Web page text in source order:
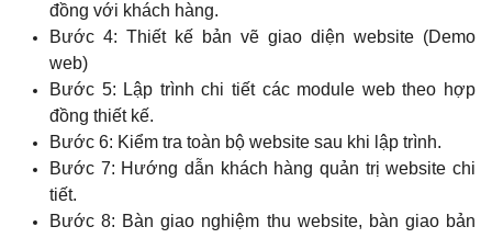
đồng với khách hàng.
Bước 4: Thiết kế bản vẽ giao diện website (Demo
web)
Bước 5: Lập trình chi tiết các module web theo hợp
đồng thiết kế.
Bước 6: Kiểm tra toàn bộ website sau khi lập trình.
Bước 7: Hướng dẫn khách hàng quản trị website chi
tiết.
Bước 8: Bàn giao nghiệm thu website, bàn giao bản